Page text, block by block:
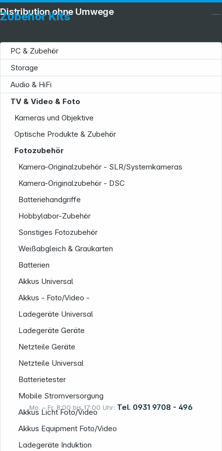
Mo. – Fr. 8:00 bis 17:00 Uhr: Tel. 0931 9708 - 496
Zubehör Kits
PC & Zubehör
Storage
Audio & HiFi
TV & Video & Foto
Kameras und Objektive
Optische Produkte & Zubehör
Fotozubehör
Kamera-Originalzubehör - SLR/Systemkameras
Kamera-Originalzubehör - DSC
Batteriehandgriffe
Hobbylabor-Zubehör
Sonstiges Fotozubehör
Weißabgleich & Graukarten
Batterien
Akkus Universal
Akkus - Foto/Video -
Ladegeräte Universal
Ladegeräte Geräte
Netzteile Geräte
Netzteile Universal
Batterietester
Mobile Stromversorgung
Akkus Licht Foto/Video
Akkus Equipment Foto/Video
Ladegeräte Induktion
Distribution ohne Umwege
Service
Informationen
Rechtliches